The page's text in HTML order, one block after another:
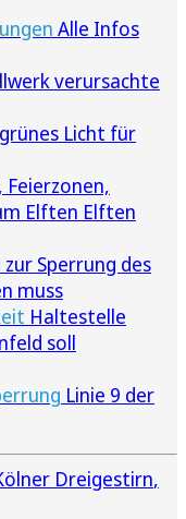
Alle Infos
verursachte
Licht für
Feierzonen,
Elften Elften
zur Sperrung des
muss
Haltestelle
soll
Linie 9 der
Dreigestirn